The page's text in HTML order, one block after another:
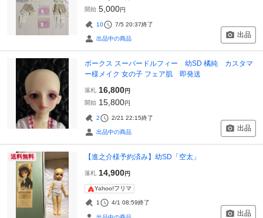
開始 5,000円
10 7/5 20:37終了
出品中の商品 出品
ボークス スーパードルフィー 幼SD 橘純 カスタマ
ー様メイク 女の子 フェア肌 即発送
落札 16,800円
開始 15,800円
2 2/21 22:15終了
出品中の商品 出品
送料無料 【進之介様予約済み】幼SD「空太」
落札 14,900円
Yahoo!フリマ
1 4/1 08:59終了
出品